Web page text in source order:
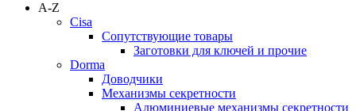
A-Z
Cisa
Сопутствующие товары
Заготовки для ключей и прочие
Dorma
Доводчики
Механизмы секретности
Алюминиевые механизмы секретности